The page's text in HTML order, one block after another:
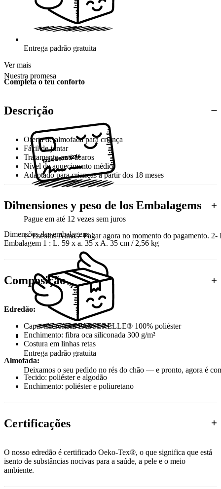
Entrega padrão gratuita
Ver mais
Nuestra promesa
Pague em até 12 vezes sem juros
1- Escolha Alma – Pagar agora no momento do pagamento.
Entrega padrão gratuita
Deixamos o seu pedido no rés do chão — e pronto, agora é
Completa o teu conforto
Descrição
Oferta de almofada para criança
Fácil de juntar
Tratamento anti-ácaros
Nível de aquecimento médio
Adaptado para crianças a partir dos 18 meses
Compatível com o colchão e a cama evolutivos
Dimensiones y peso de los Embalagems
Dimensões das embalagens :
Embalagem 1 : L. 59 x a. 35 x A. 35 cm / 2,56 kg
Composição
Edredão:
Capa: microfibra PASSERELLE® 100% poliéster
Enchimento: fibra oca siliconada 300 g/m²
Costura em linhas retas
Almofada:
Tecido: poliéster e algodão
Enchimento: poliéster e poliuretano
Certificações
O nosso edredão é certificado Oeko-Tex®, o que significa que está
isento de substâncias nocivas para a saúde, a pele e o meio
ambiente.